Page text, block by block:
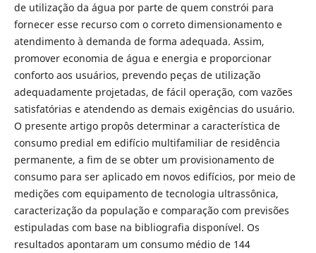
de utilização da água por parte de quem constrói para
fornecer esse recurso com o correto dimensionamento e
atendimento à demanda de forma adequada. Assim,
promover economia de água e energia e proporcionar
conforto aos usuários, prevendo peças de utilização
adequadamente projetadas, de fácil operação, com vazões
satisfatórias e atendendo as demais exigências do usuário.
O presente artigo propôs determinar a característica de
consumo predial em edifício multifamiliar de residência
permanente, a fim de se obter um provisionamento de
consumo para ser aplicado em novos edifícios, por meio de
medições com equipamento de tecnologia ultrassônica,
caracterização da população e comparação com previsões
estipuladas com base na bibliografia disponível. Os
resultados apontaram um consumo médio de 144